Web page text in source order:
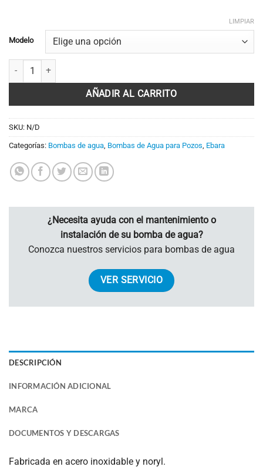
Modelo
LIMPIAR
Bomba sumergible 5" para pozos IDROGO EBARA cantidad
AÑADIR AL CARRITO
SKU: N/D
Categorías: Bombas de agua Bombas de Agua para Pozos Ebara
¿Necesita ayuda con el mantenimiento o
instalación de su bomba de agua?
Conozca nuestros servicios para bombas de agua
VER SERVICIO
DESCRIPCIÓN
INFORMACIÓN ADICIONAL
MARCA
DOCUMENTOS Y DESCARGAS
Fabricada en acero inoxidable y noryl.